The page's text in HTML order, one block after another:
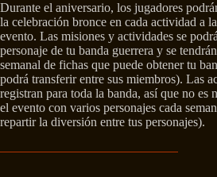
Durante el aniversario, los jugadores
la celebración bronce en cada actividad a
evento. Las misiones y actividades se
personaje de tu banda guerrera y se
semanal de fichas que puede obtener tu
podrá transferir entre sus miembros). Las
registran para toda la banda, así que no es
el evento con varios personajes cada
repartir la diversión entre tus personajes).